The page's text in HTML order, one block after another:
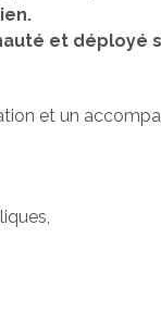
et déployé
et un